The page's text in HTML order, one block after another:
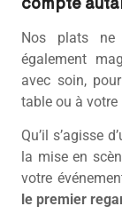
Nos plats
également
avec soin,
table ou à
Qu’il s’agisse
la mise en
votre
le premier